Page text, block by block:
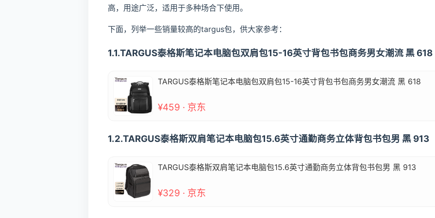
高，用途广泛，适用于多种场合下使用。
下面，列举一些销量较高的targus包，供大家参考：
1.1.TARGUS泰格斯笔记本电脑包双肩包15-16英寸背包书包商务男女潮流 黑 618
TARGUS泰格斯笔记本电脑包双肩包15-16英寸背包书包商务男女潮流 黑 618
¥459 · 京东
1.2.TARGUS泰格斯双肩笔记本电脑包15.6英寸通勤商务立体背包书包男 黑 913
TARGUS泰格斯双肩笔记本电脑包15.6英寸通勤商务立体背包书包男 黑 913
¥329 · 京东